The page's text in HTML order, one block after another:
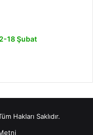
18 Şubat
Hakları Saklıdır.